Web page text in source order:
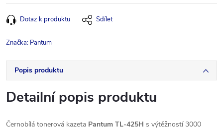
Dotaz k produktu Sdílet
Značka: Pantum
Popis produktu
Detailní popis produktu
Černobílá tonerová kazeta Pantum TL-425H s výtěžností 3000